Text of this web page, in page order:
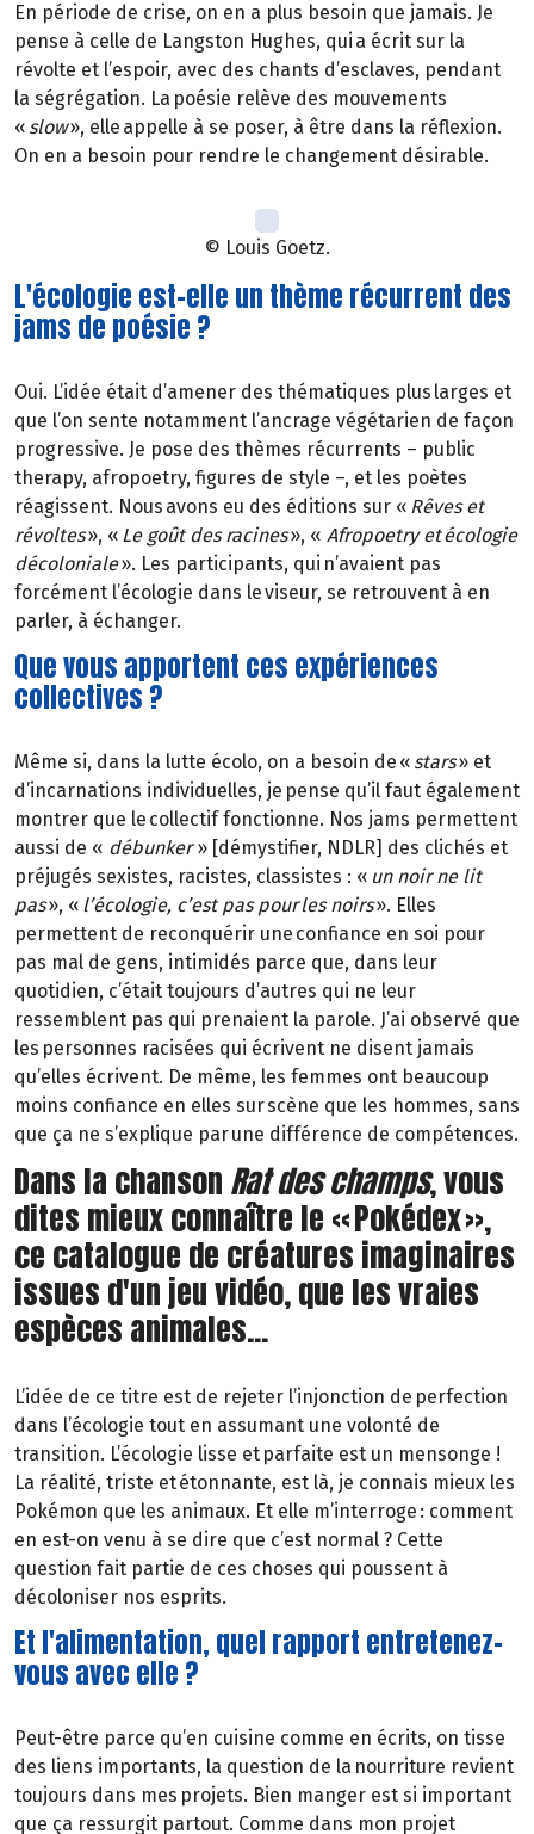
En période de crise, on en a plus besoin que jamais. Je
pense à celle de Langston Hughes, qui a écrit sur la
révolte et l’espoir, avec des chants d’esclaves, pendant
la ségrégation. La poésie relève des mouvements
« slow», elle appelle à se poser, à être dans la réflexion.
On en a besoin pour rendre le changement désirable.
© Louis Goetz.
L'écologie est-elle un thème récurrent des
jams de poésie ?
Oui. L’idée était d’amener des thématiques plus larges et
que l’on sente notamment l’ancrage végétarien de façon
progressive. Je pose des thèmes récurrents – public
therapy, afropoetry, figures de style –, et les poètes
réagissent. Nous avons eu des éditions sur « Rêves et
révoltes», « Le goût des racines», « Afropoetry et écologie
décoloniale». Les participants, qui n’avaient pas
forcément l’écologie dans le viseur, se retrouvent à en
parler, à échanger.
Que vous apportent ces expériences
collectives ?
Même si, dans la lutte écolo, on a besoin de « stars» et
d’incarnations individuelles, je pense qu’il faut également
montrer que le collectif fonctionne. Nos jams permettent
aussi de « débunker» [démystifier, NDLR] des clichés et
préjugés sexistes, racistes, classistes : « un noir ne lit
pas», « l’écologie, c’est pas pour les noirs». Elles
permettent de reconquérir une confiance en soi pour
pas mal de gens, intimidés parce que, dans leur
quotidien, c’était toujours d’autres qui ne leur
ressemblent pas qui prenaient la parole. J’ai observé que
les personnes racisées qui écrivent ne disent jamais
qu’elles écrivent. De même, les femmes ont beaucoup
moins confiance en elles sur scène que les hommes, sans
que ça ne s’explique par une différence de compétences.
Dans la chanson Rat des champs, vous
dites mieux connaître le « Pokédex »,
ce catalogue de créatures imaginaires
issues d'un jeu vidéo, que les vraies
espèces animales...
L’idée de ce titre est de rejeter l’injonction de perfection
dans l’écologie tout en assumant une volonté de
transition. L’écologie lisse et parfaite est un mensonge !
La réalité, triste et étonnante, est là, je connais mieux les
Pokémon que les animaux. Et elle m’interroge : comment
en est-on venu à se dire que c’est normal ? Cette
question fait partie de ces choses qui poussent à
décoloniser nos esprits.
Et l'alimentation, quel rapport entretenez-
vous avec elle ?
Peut-être parce qu’en cuisine comme en écrits, on tisse
des liens importants, la question de la nourriture revient
toujours dans mes projets. Bien manger est si important
que ça ressurgit partout. Comme dans mon projet